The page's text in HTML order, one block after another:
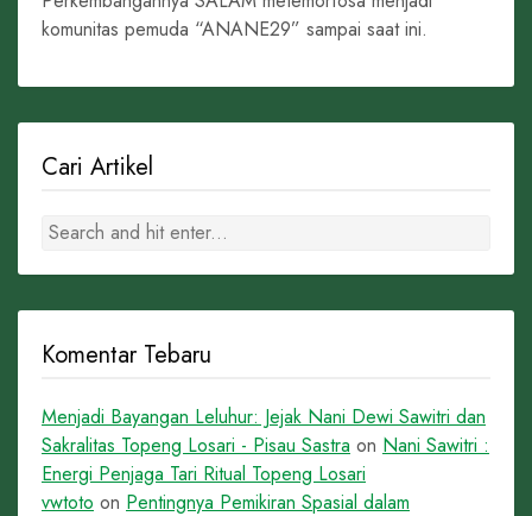
komunitas pemuda “ANANE29” sampai saat ini.
Cari Artikel
Komentar Tebaru
Menjadi Bayangan Leluhur: Jejak Nani Dewi Sawitri dan
Sakralitas Topeng Losari - Pisau Sastra on Nani Sawitri :
Energi Penjaga Tari Ritual Topeng Losari
vwtoto on Pentingnya Pemikiran Spasial dalam